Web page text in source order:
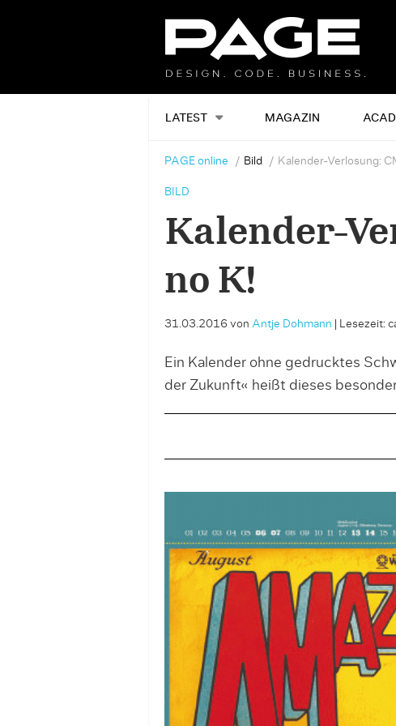
LATEST MAGAZIN
PAGE online Bild Kalender-Verlosung:
BILD
Kalender-
no K!
31.03.2016 von Antje Dohmann Lesezeit:
Ein Kalender ohne gedrucktes
der Zukunft« heißt dieses